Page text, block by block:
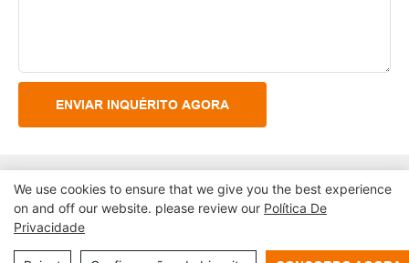
ENVIAR INQUÉRITO AGORA
Copyright © 2026 Shenzhen Lean Kiosk Systems Co., LTD
|Mapa do site Política de privacidade
We use cookies to ensure that we give you the best experience
on and off our website. please review our Política De
Privacidade